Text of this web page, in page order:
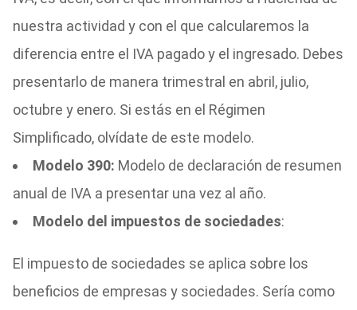
nuestra actividad y con el que calcularemos la
diferencia entre el IVA pagado y el ingresado. Debes
presentarlo de manera trimestral en abril, julio,
octubre y enero. Si estás en el Régimen
Simplificado, olvídate de este modelo.
Modelo 390: Modelo de declaración de resumen
anual de IVA a presentar una vez al año.
Modelo del impuestos de sociedades:
El impuesto de sociedades se aplica sobre los
beneficios de empresas y sociedades. Sería como